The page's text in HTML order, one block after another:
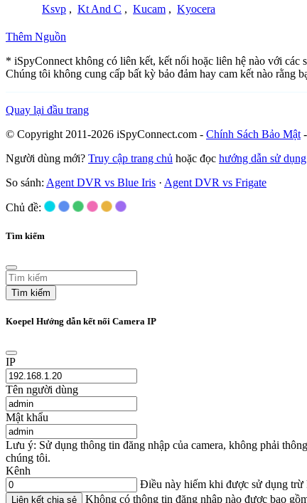
Ksvp , Kt And C , Kucam , Kyocera
Thêm Nguồn
* iSpyConnect không có liên kết, kết nối hoặc liên hệ nào với
Chúng tôi không cung cấp bất kỳ bảo đảm hay cam kết nào rằng
Quay lại đầu trang
© Copyright 2011-2026 iSpyConnect.com - Chính Sách Bảo Mật -
Người dùng mới? Truy cập trang chủ hoặc đọc hướng dẫn sử
So sánh: Agent DVR vs Blue Iris · Agent DVR vs Frigate
Chủ đề:
Tìm kiếm
Tìm kiếm
Koepel Hướng dẫn kết nối Camera IP
IP
Tên người dùng
Mật khẩu
Lưu ý: Sử dụng thông tin đăng nhập của camera, không phải
chúng tôi.
Kênh
Điều này hiếm khi được sử dụng
Liên kết chia sẻ Không có thông tin đăng nhập nào được bao